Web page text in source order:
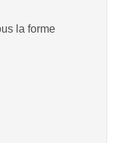
la forme